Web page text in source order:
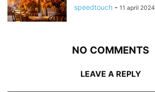
speedtouch - 11 april 2024
NO COMMENTS
LEAVE A REPLY